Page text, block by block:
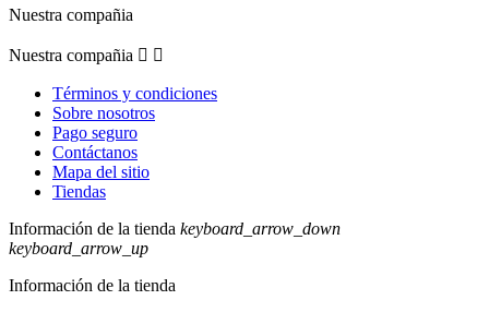
Nuestra compañia
Nuestra compañia  
Términos y condiciones
Sobre nosotros
Pago seguro
Contáctanos
Mapa del sitio
Tiendas
Información de la tienda keyboard_arrow_down
keyboard_arrow_up
Información de la tienda